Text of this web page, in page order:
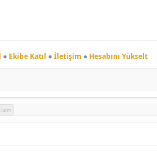
● Ekibe Katıl ● İletişim ● Hesabını Yükselt